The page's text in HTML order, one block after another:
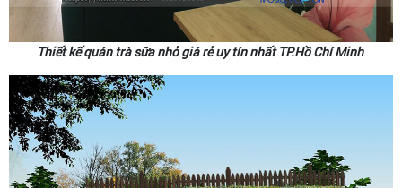
Thiết kế quán trà sữa nhỏ giá rẻ uy tín nhất TP.Hồ Chí Minh